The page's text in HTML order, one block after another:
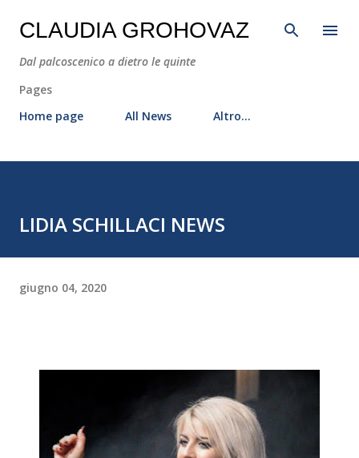
Passa ai contenuti principali
CLAUDIA GROHOVAZ
Dal palcoscenico a dietro le quinte
Pages
Home page
All News Altro…
LIDIA SCHILLACI NEWS
giugno 04, 2020